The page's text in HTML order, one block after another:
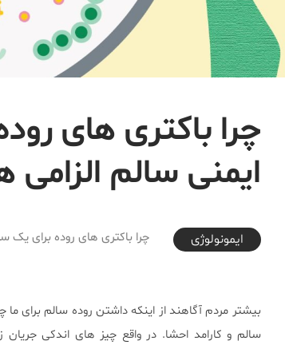
چرا باکتری های
ایمنی سالم
2018-04-03T15:15:11+04:30
ایمونولوژی چرا باکتری های روده برای یک
بیشتر مردم آگاهند از اینکه داشتن روده سالم برای
سالم و کارامد احشا. در واقع چیز های اندکی